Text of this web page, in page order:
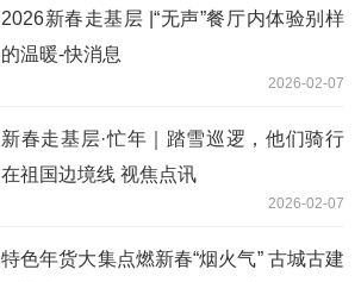
2026新春走基层 |“无声”餐厅内体验别样
的温暖-快消息
2026-02-07
新春走基层·忙年｜踏雪巡逻，他们骑行
在祖国边境线 视焦点讯
2026-02-07
特色年货大集点燃新春“烟火气” 古城古建